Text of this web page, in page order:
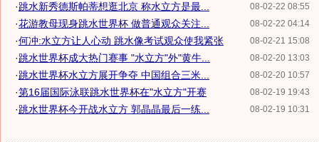
08-02-22 08:55
·跳水新秀德斯帕蒂想逛北京 称水立方是最...
08-02-22 04:14
·花游教母现身跳水世界杯 做普通观众关注...
08-02-21 15:08
·何冲:水立方让人心动 跳水像考试观众使我紧张
08-02-20 13:03
·跳水世界杯成大热门赛事 "水立方"外"黄牛...
08-02-20 10:57
·跳水世界杯水立方展开争夺 中国组合三米...
08-02-19 19:43
·第16届国际泳联跳水世界杯在"水立方"开赛
08-02-19 10:31
·跳水世界杯今开战水立方 郭晶晶最后一练...